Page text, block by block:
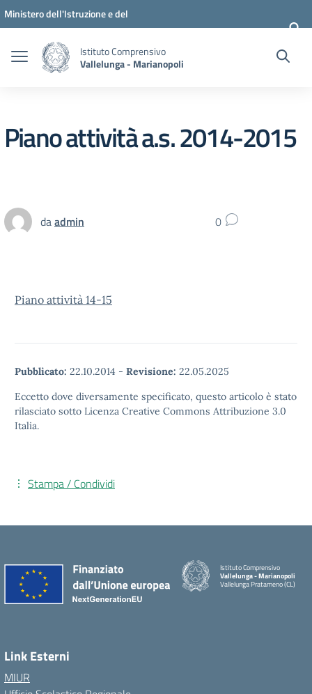
Vai ai contenuti
Vai al menu di navigazione
Vai al footer
Ministero dell'Istruzione e del
Istituto Comprensivo
Vallelunga - Marianopoli
Piano attività a.s. 2014-2015
daadmin 0
Piano attività 14-15
Pubblicato: 22.10.2014 - Revisione: 22.05.2025
Eccetto dove diversamente specificato, questo articolo è stato
rilasciato sotto Licenza Creative Commons Attribuzione 3.0
Italia.
Stampa / Condividi
Istituto Comprensivo
Vallelunga - Marianopoli
Vallelunga Pratameno (CL)
Link Esterni
MIUR